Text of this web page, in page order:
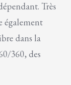
Très
également
dans la
360, des